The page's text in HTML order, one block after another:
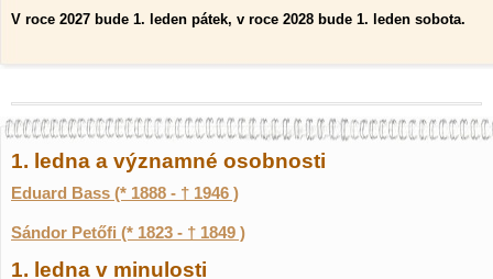
V roce 2027 bude 1. leden pátek, v roce 2028 bude 1. leden sobota.
1. ledna a významné osobnosti
Eduard Bass (* 1888 - † 1946 )
Sándor Petőfi (* 1823 - † 1849 )
1. ledna v minulosti